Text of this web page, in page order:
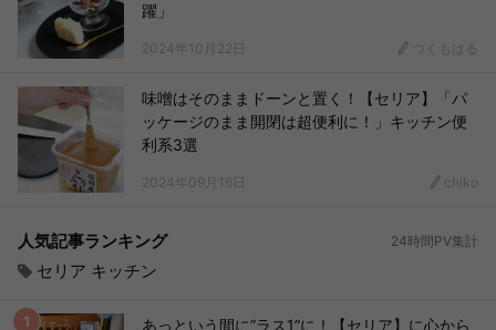
躍」
2024年10月22日 つくもはる
味噌はそのままドーンと置く！【セリア】「パ
ッケージのまま開閉は超便利に！」キッチン便
利系3選
2024年09月16日 chiko
人気記事ランキング 24時間PV集計
セリア キッチン
あっという間に”ラス1”に！【セリア】に心から